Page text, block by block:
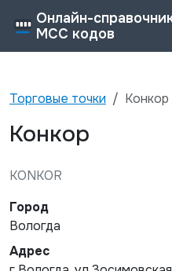
Онлайн-
MCC кодов
Торговые точки Конкор
Конкор
KONKOR
Город
Вологда
Адрес